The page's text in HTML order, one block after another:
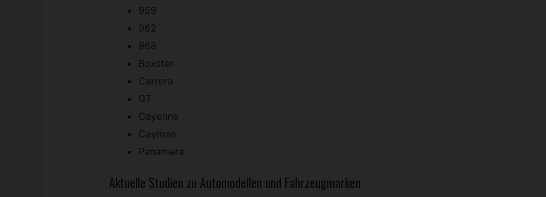
959
962
968
Boxster
Carrera
GT
Cayenne
Cayman
Panamera
Aktuelle Studien zu Automodellen und Fahrzeugmarken